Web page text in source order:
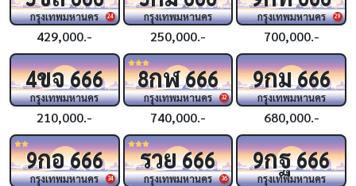
24
กรุงเทพมหานคร
429,000.-
กรุงเทพมหานคร
250,000.-
29
กรุงเทพมหานคร
700,000.-
4ขจ666
กรุงเทพมหานคร
210,000.-
32
8กฬ666
กรุงเทพมหานคร
740,000.-
9กม666
กรุงเทพมหานคร
680,000.-
34
9กอ666
กรุงเทพมหานคร 36
รวย666
กรุงเทพมหานคร
9กฐ666
กรุงเทพมหานคร